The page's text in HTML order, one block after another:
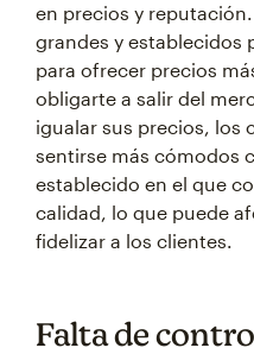
en precios y
grandes y establecidos
para ofrecer precios
obligarte a salir del
igualar sus precios, los
sentirse más cómodos
establecido en el que
calidad, lo que puede
fidelizar a los clientes.
Falta de